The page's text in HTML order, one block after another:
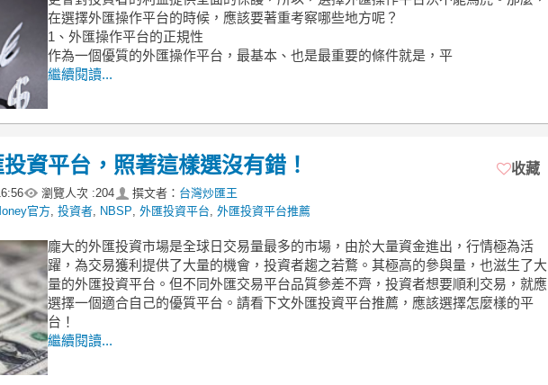
在選擇外匯操作平台的時候，應該要著重考察哪些地方呢？
1、外匯操作平台的正規性
作為一個優質的外匯操作平台，最基本、也是最重要的條件就是，平
繼續閱讀...
資平台，照著這樣選沒有錯！
瀏覽人次 :204 撰文者： 台灣炒匯王
官方 投資者 NBSP 外匯投資平台 外匯投資平台推薦
收藏
龐大的外匯投資市場是全球日交易量最多的市場，由於大量資金進出，行情極為活
躍，為交易獲利提供了大量的機會，投資者趨之若鶩。其極高的參與量，也滋生了大
量的外匯投資平台。但不同外匯交易平台品質參差不齊，投資者想要順利交易，就應
選擇一個適合自己的優質平台。請看下文外匯投資平台推薦，應該選擇怎麼樣的平
台！
繼續閱讀...